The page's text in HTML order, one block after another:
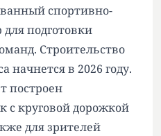
спортивно-
подготовки
Строительство
начнется в 2026 году.
построен
с круговой дорожкой
для зрителей